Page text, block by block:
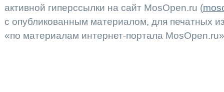
активной гиперссылки на сайт MosOpen.ru (
с опубликованным материалом, для печатных
«по материалам интернет-портала